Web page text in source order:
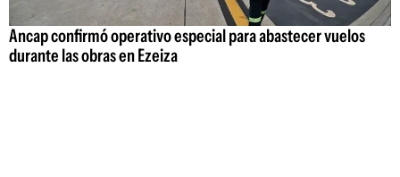
Ancap confirmó operativo especial para abastecer vuelos
durante las obras en Ezeiza